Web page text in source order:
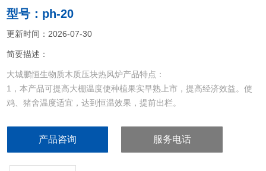
型号：ph-20
更新时间：2026-07-30
简要描述：
大城鹏恒生物质木质压块热风炉产品特点：
1，本产品可提高大棚温度使种植果实早熟上市，提高经济效益。使
鸡、猪舍温度适宜，达到恒温效果，提前出栏。
产品咨询 服务电话